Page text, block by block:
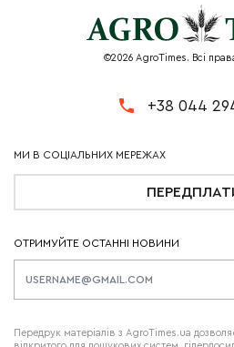
©2026 AgroTimes. Всі
+38 044
ОТРИМУЙТЕ ОСТАННІ НОВИНИ
Передрук матеріалів з AgroTimes.ua